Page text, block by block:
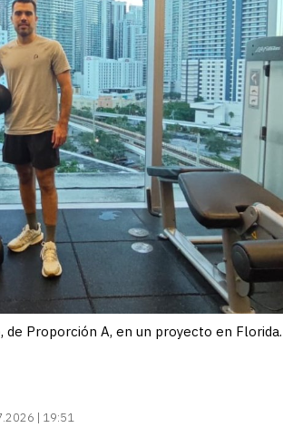
Proporción A, en un proyecto en Florida.
| 19:51